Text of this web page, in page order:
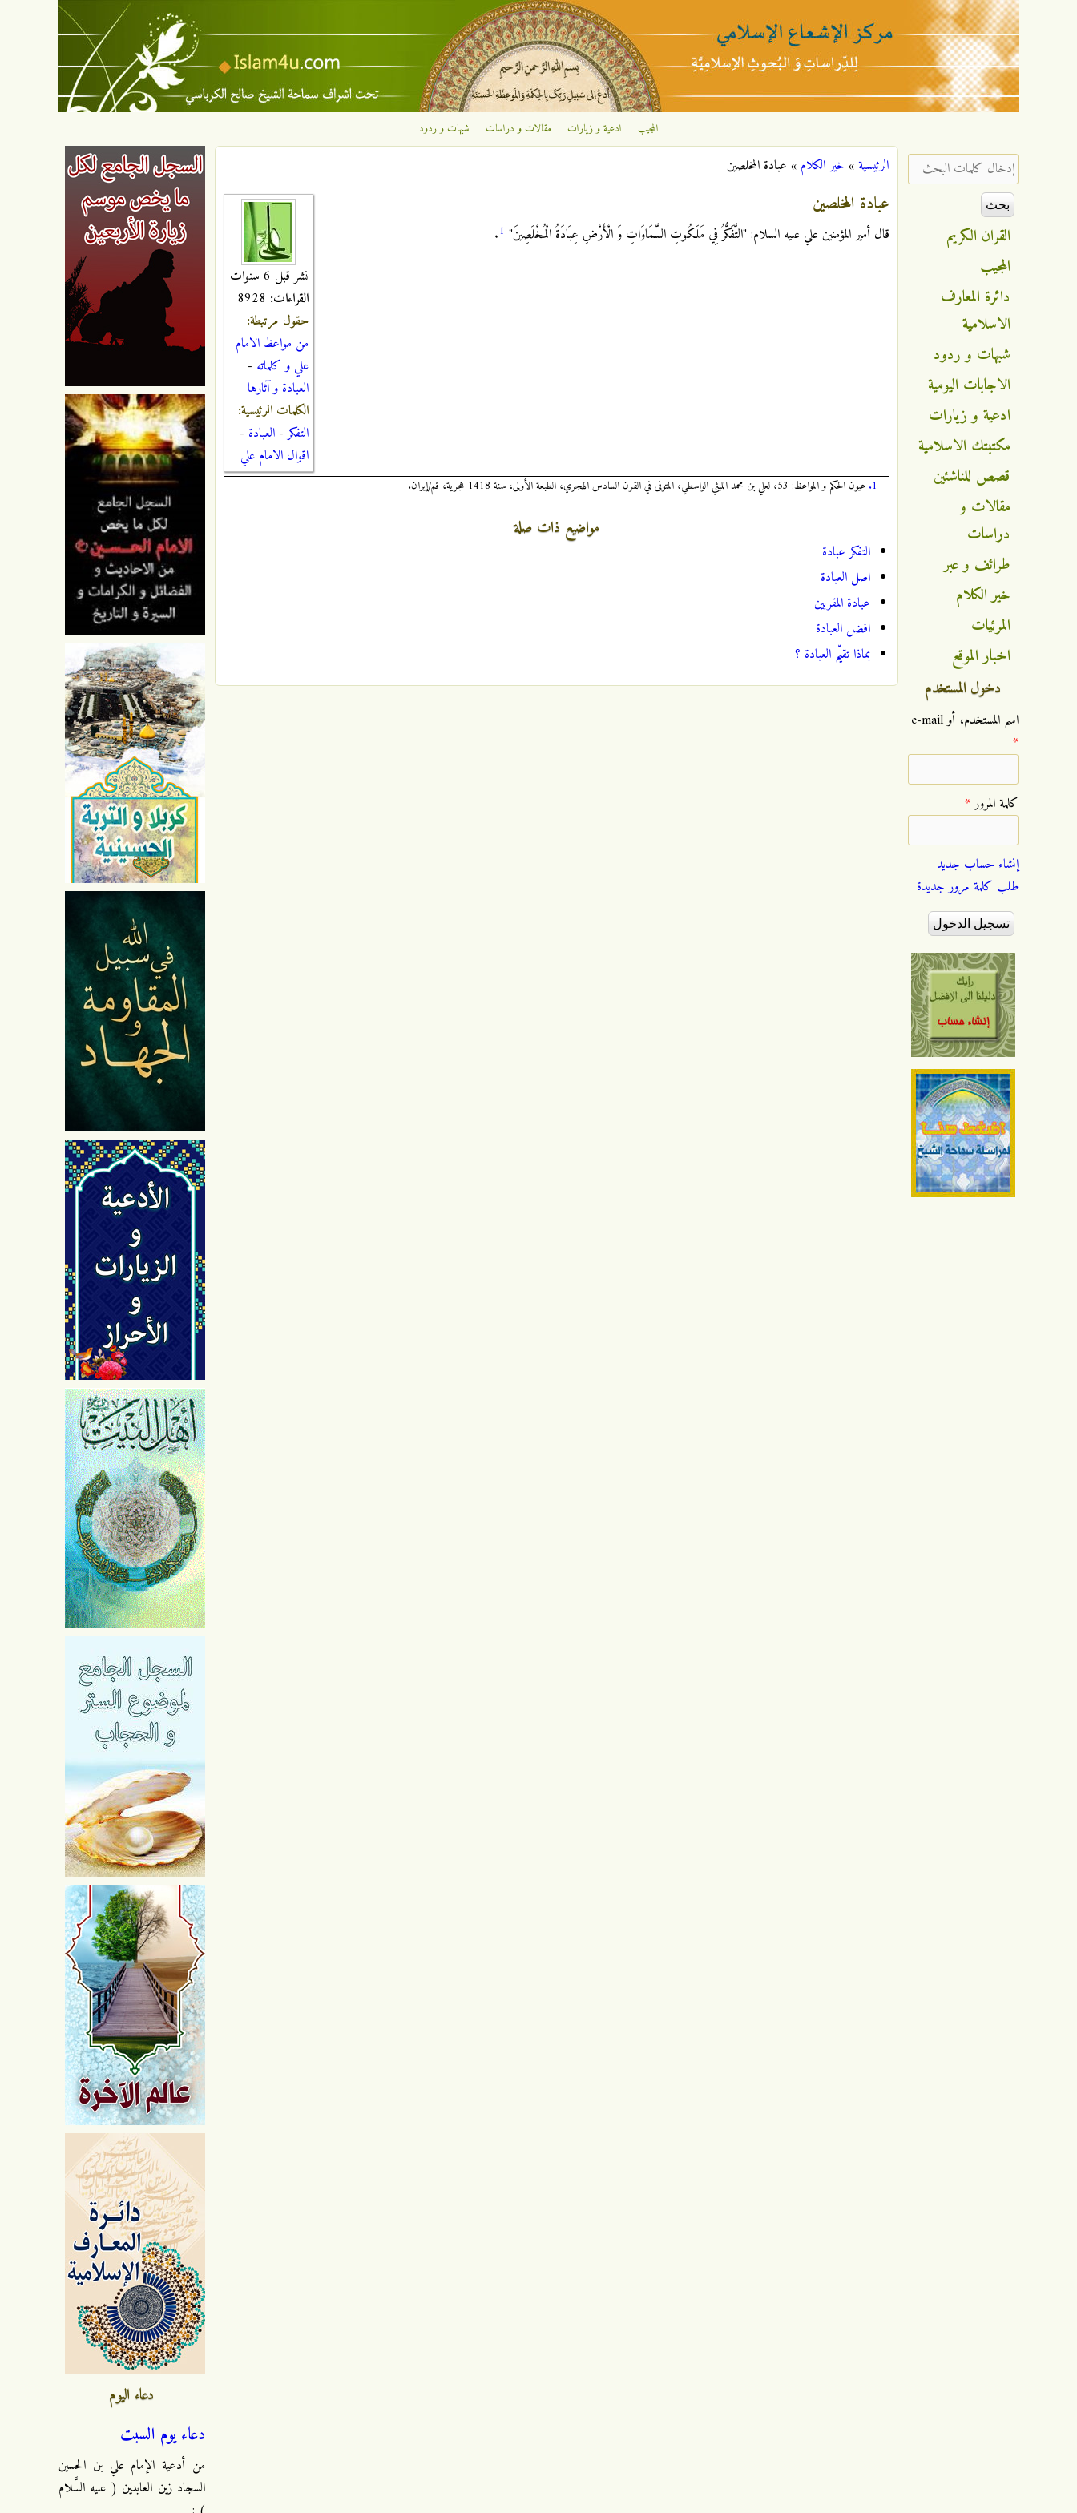
تجاوز إلى المحتوى الرئيسي
الإشعاع
الإسلامي
المجيب ادعية و زيارات مقالات و دراسات شبهات و ردود
أنت هنا
الرئيسية» خير الكلام » عبادة المخلصين
نشر قبل 6 سنوات
القراءات:
حقول مرتبطة:
من مواعظ الامام
علي و كلماته -
العبادة و آثارها
الكلمات الرئيسية:
التفكر- العبادة -
اقوال الامام علي
عبادة المخلصين
قال أمير المؤمنين علي عليه السلام: "التَّفَكُّرُ فِي مَلَكُوتِ السَّمَاوَاتِ وَ الْأَرْضِ عِبَادَةُ الْمُخْلَصِينَ" 1
.
1. عيون الحكم و المواعظ: 53، لعلي بن محمد الليثي الواسطي، المتوفى في القرن السادس الهجري، الطبعة الأولى، سنة 1418 هجرية، قم/إيران.
مواضيع ذات صلة
التفكر عبادة
اصل العبادة
عبادة المقربين
افضل العبادة
بماذا تقيّم العبادة ؟
دعاء اليوم
دعاء يوم السبت
من أدعية الإمام علي بن الحسين
السجاد زين العابدين ( عليه السَّلام
‏إدخال كلمات البحث ‏
القران الكريم
المجيب
دائرة المعارف
الاسلامية
شبهات و ردود
الاجابات اليومية
ادعية و زيارات
مكتبتك الاسلامية
قصص للناشئين
مقالات و
دراسات
طرائف و عبر
خير الكلام
المرئيات
اخبار الموقع
دخول المستخدم
‏اسم المستخدم، أو e-mail
*
‏كلمة المرور ‏*
إنشاء حساب جديد
طلب كلمة مرور جديدة